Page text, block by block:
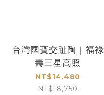
台灣國寶交趾陶｜福祿
壽三星高照
NT$14,480
NT$18,750